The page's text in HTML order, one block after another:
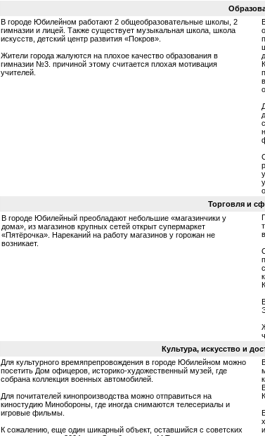
В городе Юбилейном работают 2 общеобразовательные школы, 2
гимназии и лицей. Также существует музыкальная школа, школа
искусств, детский центр развития «Покров».
Жители города жалуются на плохое качество образования в
гимназии №3. причиной этому считается плохая мотивация
учителей.
Торговля и
В городе Юбилейный преобладают небольшие «магазинчики у
дома», из магазинов крупных сетей открыт супермаркет
«Пятёрочка». Нареканий на работу магазинов у горожан не
возникает.
Культура, искусство и
Для культурного времяпрепровождения в городе Юбилейном можно
посетить Дом офицеров, историко-художественный музей, где
собрана коллекция военных автомобилей.
Для почитателей кинопроизводства можно отправиться на
киностудию Минобороны, где иногда снимаются телесериалы и
игровые фильмы.
К сожалению, еще один шикарный объект, оставшийся с советских